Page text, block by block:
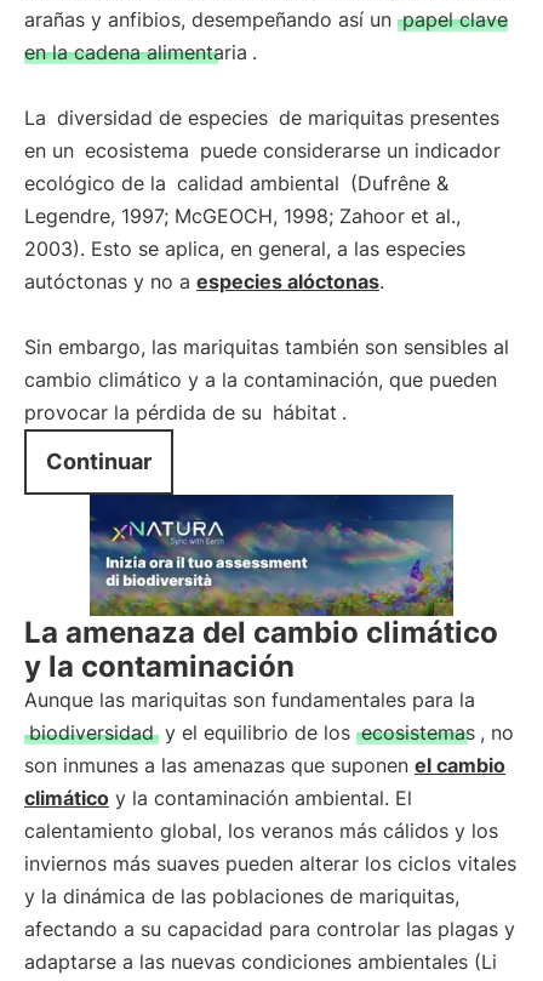
arañas y anfibios, desempeñando así un papel clave
en la cadena alimentaria .
La diversidad de especies de mariquitas presentes
en un ecosistema puede considerarse un indicador
ecológico de la calidad ambiental (Dufrêne &
Legendre, 1997; McGEOCH, 1998; Zahoor et al.,
2003). Esto se aplica, en general, a las especies
autóctonas y no a especies alóctonas.
Sin embargo, las mariquitas también son sensibles al
cambio climático y a la contaminación, que pueden
provocar la pérdida de su hábitat .
Continuar
La amenaza del cambio climático
y la contaminación
Aunque las mariquitas son fundamentales para la
biodiversidad y el equilibrio de los ecosistemas , no
son inmunes a las amenazas que suponen el cambio
climático y la contaminación ambiental. El
calentamiento global, los veranos más cálidos y los
inviernos más suaves pueden alterar los ciclos vitales
y la dinámica de las poblaciones de mariquitas,
afectando a su capacidad para controlar las plagas y
adaptarse a las nuevas condiciones ambientales (Li